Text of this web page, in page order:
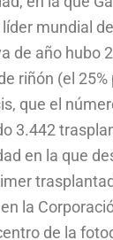
mundial
de año hubo
riñón (el
que el
3.442
en la que
la
de la